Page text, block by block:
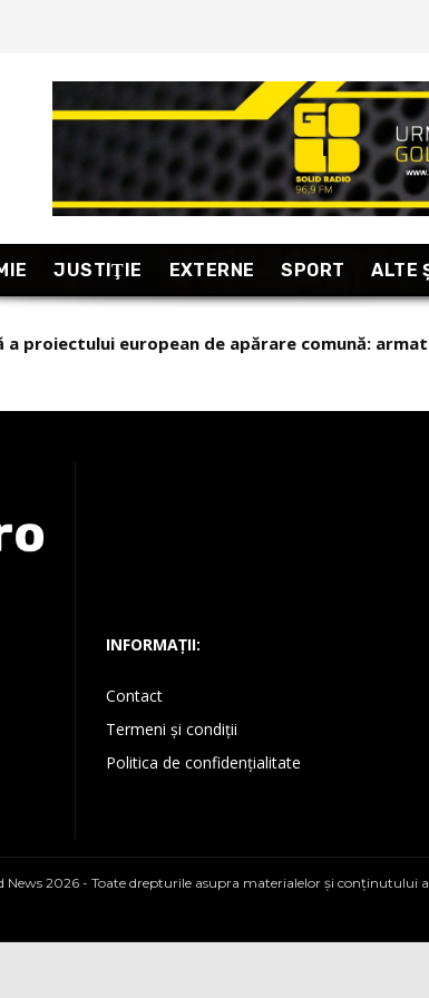
JUSTIŢIE EXTERNE SPORT ALTE
proiectului european de apărare comună:
INFORMAȚII:
Contact
Termeni și condiții
Politica de confidențialitate
News 2026 - Toate drepturile asupra materialelor şi conţinutului